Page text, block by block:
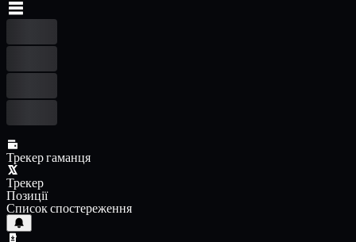
Трекер гаманця
Трекер
Позиції
Список спостереження